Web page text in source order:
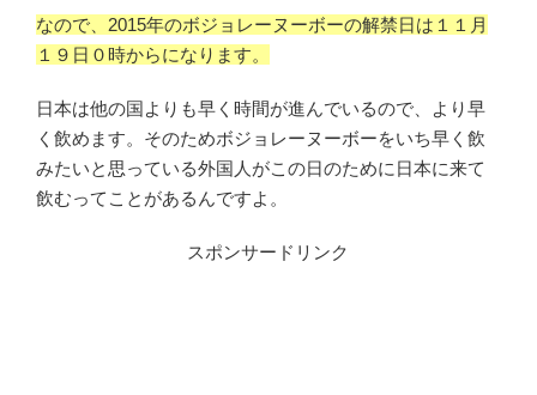
なので、2015年のボジョレーヌーボーの解禁日は１１月
１９日０時からになります。
日本は他の国よりも早く時間が進んでいるので、より早
く飲めます。そのためボジョレーヌーボーをいち早く飲
みたいと思っている外国人がこの日のために日本に来て
飲むってことがあるんですよ。
スポンサードリンク